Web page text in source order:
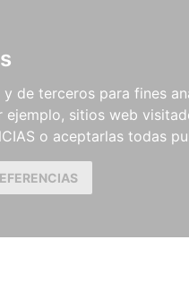
de terceros para fines
sitios web
o aceptarlas todas
PARTITURAS Y EDICIONES
CRÍTICAS